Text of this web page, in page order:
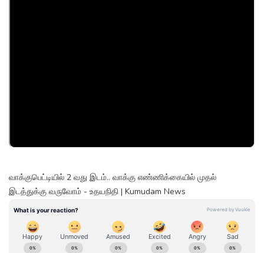
வாக்குபெட்டியில் 2 வது இடம்.. வாக்கு எண்ணிக்கையில் முதல்
இடத்துக்கு வருவோம் - உதயநிதி | Kumudam News